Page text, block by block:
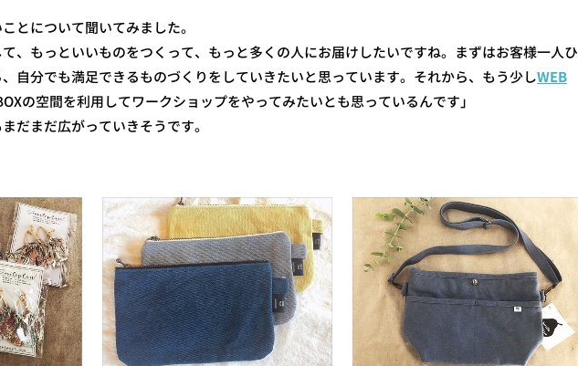
とについて聞いてみました。
て、もっといいものをつくって、もっと多くの人にお届けしたいですね。まずはお客様一人ひ
自分でも満足できるものづくりをしていきたいと思っています。それから、もう少しWEB
の空間を利用してワークショップをやってみたいとも思っているんです」
だまだ広がっていきそうです。